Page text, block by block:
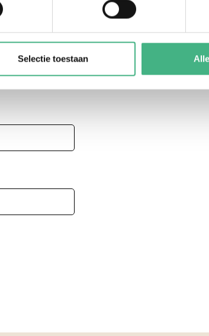
Selectie toestaan